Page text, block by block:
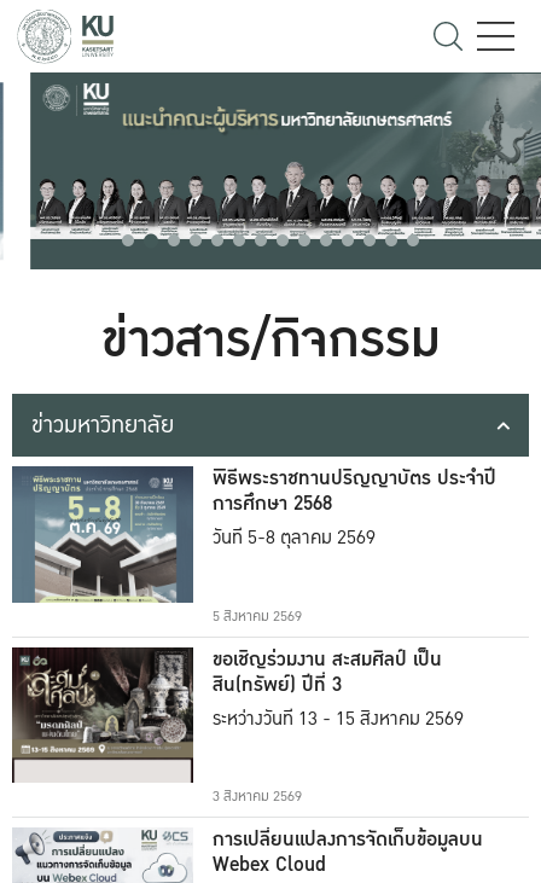
ข่าวสาร/กิจกรรม
ข่าวมหาวิทยาลัย
พิธีพระราชทานปริญญาบัตร ประจำปี
การศึกษา 2568
วันที่ 5-8 ตุลาคม 2569
5 สิงหาคม 2569
ขอเชิญร่วมงาน สะสมศิลป์ เป็น
สิน(ทรัพย์) ปีที่ 3
ระหว่างวันที่ 13 - 15 สิงหาคม 2569
3 สิงหาคม 2569
การเปลี่ยนแปลงการจัดเก็บข้อมูลบน
Webex Cloud